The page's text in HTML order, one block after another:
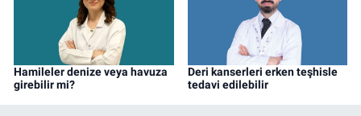
Hamileler denize veya havuza
girebilir mi?
Deri kanserleri erken teşhisle
tedavi edilebilir